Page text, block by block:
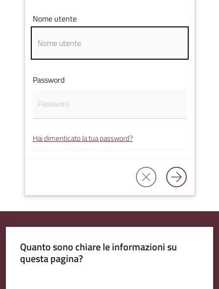
Servizi
Amministrazione
Seguici
Nome utente
Password
Hai dimenticato la tua password?
Quanto sono chiare le informazioni su
questa pagina?